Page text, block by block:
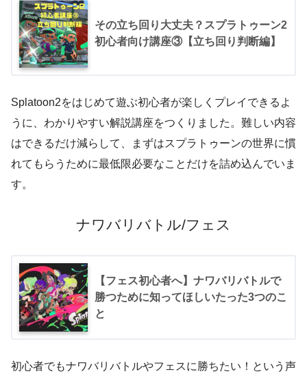
その立ち回り大丈夫？スプラトゥーン2
初心者向け講座③【立ち回り判断編】
Splatoon2をはじめて遊ぶ初心者が楽しくプレイできるよ
うに、わかりやすい解説講座をつくりました。難しい内容
はできるだけ減らして、まずはスプラトゥーンの世界に慣
れてもらうために最低限必要なことだけを詰め込んでいま
す。
ナワバリバトル/フェス
【フェス初心者へ】ナワバリバトルで
勝つために知ってほしいたった3つのこ
と
初心者でもナワバリバトルやフェスに勝ちたい！という声